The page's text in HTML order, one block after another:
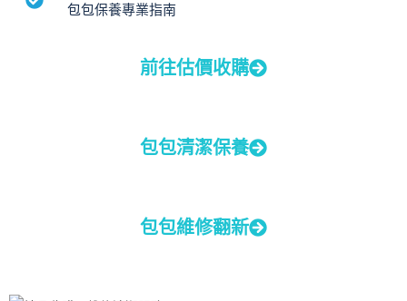
包包保養專業指南
前往估價收購
包包清潔保養
包包維修翻新